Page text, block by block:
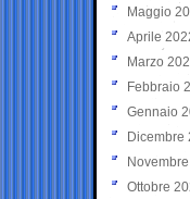
Maggio
Aprile
Marzo
Febbraio
Gennaio
Dicembre
Ottobre